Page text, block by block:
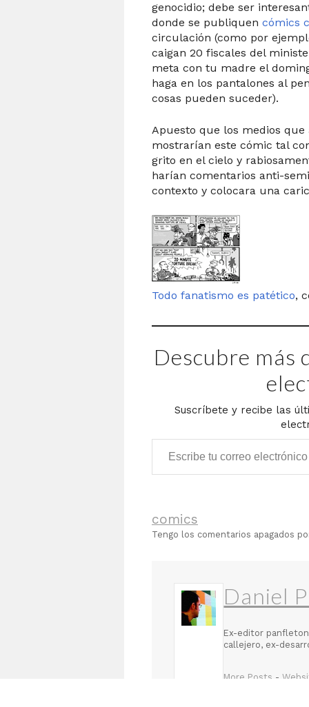
genocidio; debe ser
donde se publiquen cómics
circulación (como por
caigan 20 fiscales del
meta con tu madre el
haga en los pantalones al
cosas pueden suceder).
Apuesto que los medios que
mostrarían este cómic tal
grito en el cielo y
harían comentarios anti-
contexto y colocara una
Todo fanatismo es patético,
Descubre más
Suscríbete y recibe las
Escribe tu correo electrónico…
comics
Tengo los comentarios apagados
Daniel
Ex-editor
callejero, ex-
More Posts -